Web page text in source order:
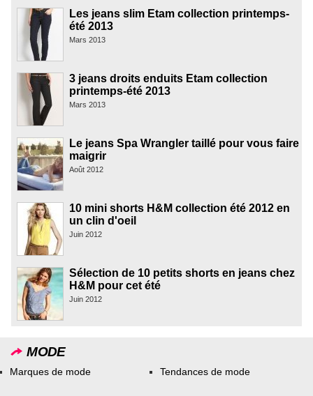
Les jeans slim Etam collection printemps-
été 2013
Mars 2013
3 jeans droits enduits Etam collection
printemps-été 2013
Mars 2013
Le jeans Spa Wrangler taillé pour vous faire
maigrir
Août 2012
10 mini shorts H&M collection été 2012 en
un clin d'oeil
Juin 2012
Sélection de 10 petits shorts en jeans chez
H&M pour cet été
Juin 2012
MODE
Marques de mode Tendances de mode